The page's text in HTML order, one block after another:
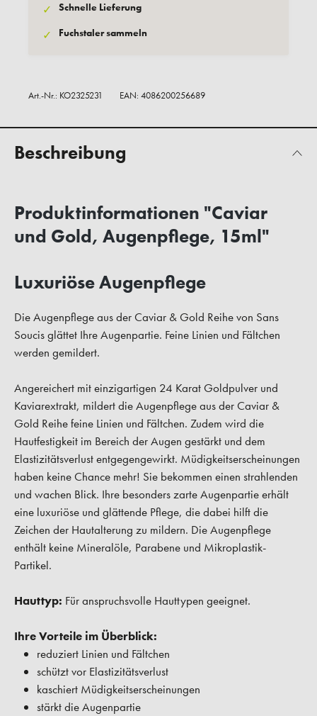
✓ Schnelle Lieferung
✓ Fuchstaler sammeln
Art.-Nr.: KO2325231 EAN: 4086200256689
Beschreibung
Produktinformationen "Caviar
und Gold, Augenpflege, 15ml"
Luxuriöse Augenpflege
Die Augenpflege aus der Caviar & Gold Reihe von Sans
Soucis glättet Ihre Augenpartie. Feine Linien und Fältchen
werden gemildert.
Angereichert mit einzigartigen 24 Karat Goldpulver und
Kaviarextrakt, mildert die Augenpflege aus der Caviar &
Gold Reihe feine Linien und Fältchen. Zudem wird die
Hautfestigkeit im Bereich der Augen gestärkt und dem
Elastizitätsverlust entgegengewirkt. Müdigkeitserscheinungen
haben keine Chance mehr! Sie bekommen einen strahlenden
und wachen Blick. Ihre besonders zarte Augenpartie erhält
eine luxuriöse und glättende Pflege, die dabei hilft die
Zeichen der Hautalterung zu mildern. Die Augenpflege
enthält keine Mineralöle, Parabene und Mikroplastik-
Partikel.
Hauttyp: Für anspruchsvolle Hauttypen geeignet.
Ihre Vorteile im Überblick:
reduziert Linien und Fältchen
schützt vor Elastizitätsverlust
kaschiert Müdigkeitserscheinungen
stärkt die Augenpartie